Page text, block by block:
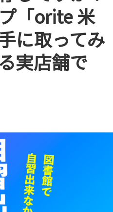
「orite 米
に取ってみ
実店舗で